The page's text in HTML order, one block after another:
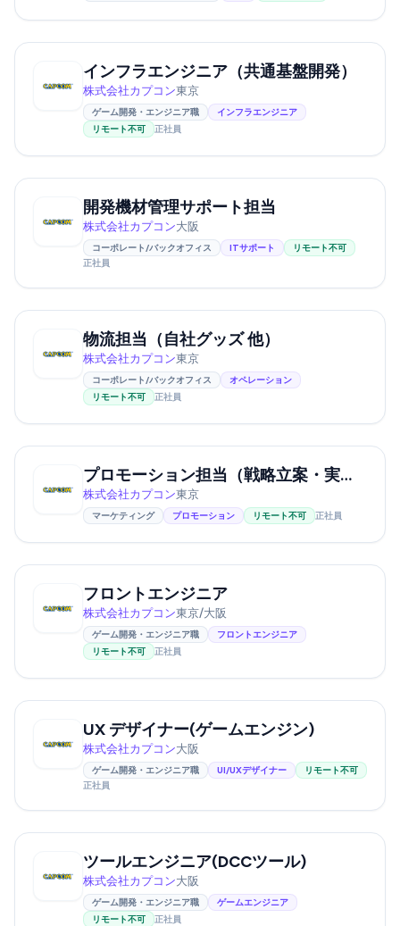
インフラエンジニア（共通基盤開発）
株式会社カプコン東京
ゲーム開発・エンジニア職
インフラエンジニア
リモート不可
正社員
開発機材管理サポート担当
株式会社カプコン大阪
コーポレート/バックオフィス ITサポート
リモート不可
正社員
物流担当（自社グッズ 他）
株式会社カプコン東京
コーポレート/バックオフィス
オペレーション
リモート不可
正社員
プロモーション担当（戦略立案・実行）
株式会社カプコン東京
マーケティング プロモーション リモート不可 正社員
フロントエンジニア
株式会社カプコン東京/大阪
ゲーム開発・エンジニア職
フロントエンジニア
リモート不可
正社員
UX デザイナー(ゲームエンジン)
株式会社カプコン大阪
ゲーム開発・エンジニア職 UI/UXデザイナー
リモート不可
正社員
ツールエンジニア(DCCツール)
株式会社カプコン大阪
ゲーム開発・エンジニア職
ゲームエンジニア
リモート不可
正社員